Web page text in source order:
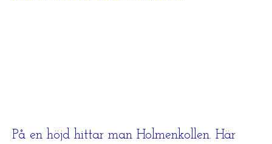
På en höjd hittar man Holmenkollen. Här